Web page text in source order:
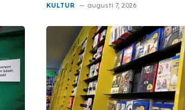
KULTUR augusti 7, 2026